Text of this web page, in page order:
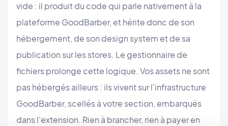
vide : il produit du code qui parle nativement à la
plateforme GoodBarber, et hérite donc de son
hébergement, de son design system et de sa
publication sur les stores. Le gestionnaire de
fichiers prolonge cette logique. Vos assets ne sont
pas hébergés ailleurs : ils vivent sur l'infrastructure
GoodBarber, scellés à votre section, embarqués
dans l'extension. Rien à brancher, rien à payer en